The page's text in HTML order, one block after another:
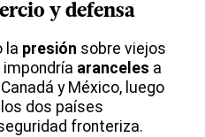
y defensa
la presión sobre viejos
impondría aranceles a
y México, luego
dos países
fronteriza.